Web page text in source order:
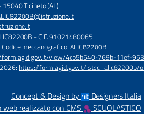
15040 Ticineto (AL)
- C.F. 91021480065
Codice meccanografico: ALIC82200B
form.agid.gov.it/view/4cb5b540-769b-11ef-
https://form.agid.gov.it/
Concept & Design by
Designers Italia
web realizzato con CMS
SCUOLASTICO